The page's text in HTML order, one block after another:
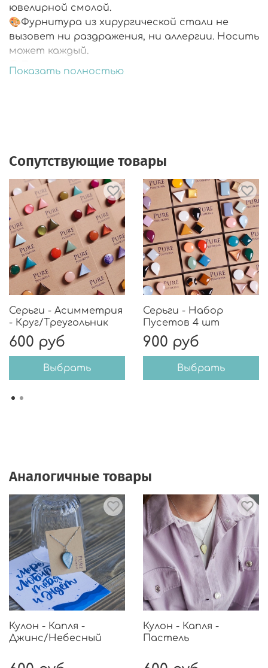
ювелирной смолой.
🎨Фурнитура из хирургической стали не
вызовет ни раздражения, ни аллергии. Носить
может каждый.
🎨Подарочная упаковка.
Показать полностью
Сопутствующие товары
Серьги - Асимметрия
- Круг/Треугольник
600 руб
Выбрать
Серьги - Набор
Пусетов 4 шт
900 руб
Выбрать
Аналогичные товары
Кулон - Капля -
Джинс/Небесный
Кулон - Капля -
Пастель